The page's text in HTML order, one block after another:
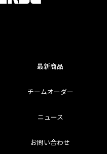
最新商品
チームオーダー
ニュース
お問い合わせ